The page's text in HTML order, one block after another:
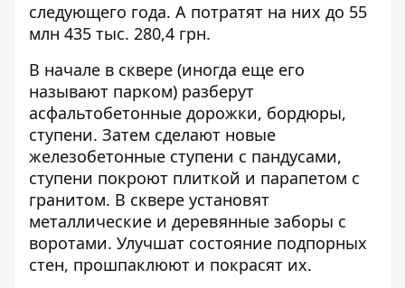
следующего года. А потратят на них до 55
млн 435 тыс. 280,4 грн.
В начале в сквере (иногда еще его
называют парком) разберут
асфальтобетонные дорожки, бордюры,
ступени. Затем сделают новые
железобетонные ступени с пандусами,
ступени покроют плиткой и парапетом с
гранитом. В сквере установят
металлические и деревянные заборы с
воротами. Улучшат состояние подпорных
стен, прошпаклюют и покрасят их.